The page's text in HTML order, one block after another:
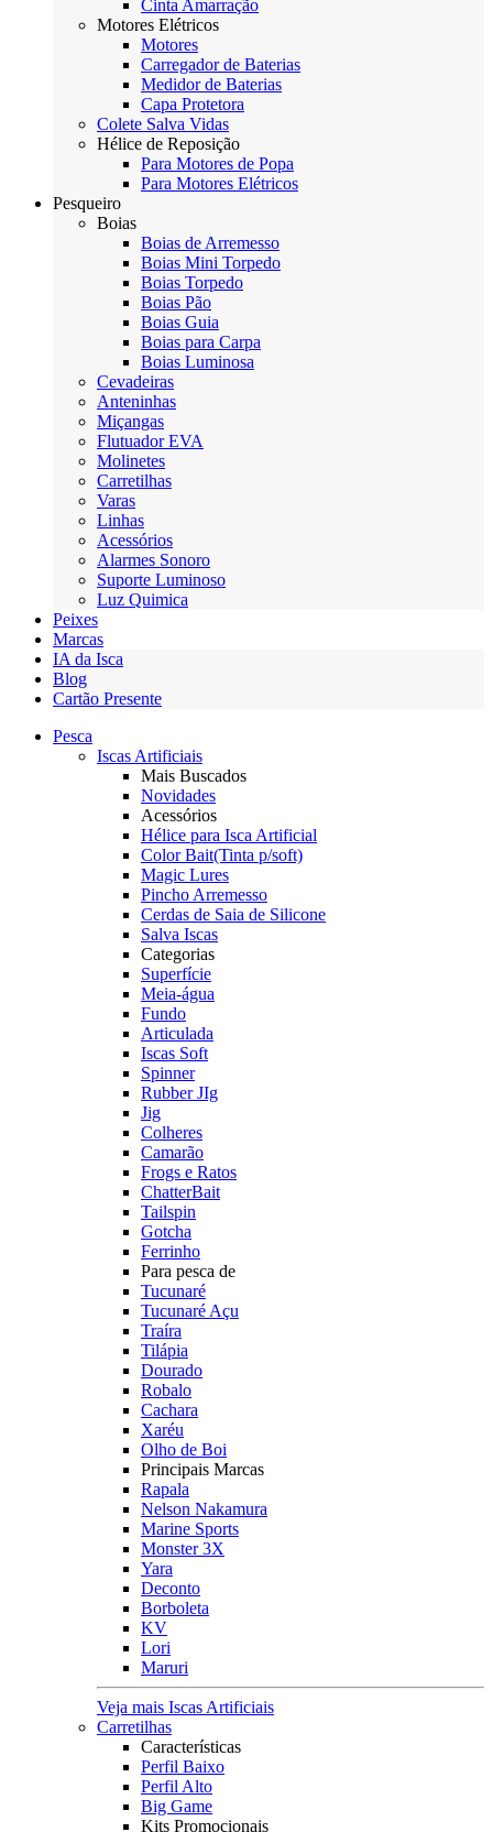
Cinta Amarração
Motores Elétricos
Motores
Carregador de Baterias
Medidor de Baterias
Capa Protetora
Colete Salva Vidas
Hélice de Reposição
Para Motores de Popa
Para Motores Elétricos
Pesqueiro
Boias
Boias de Arremesso
Boias Mini Torpedo
Boias Torpedo
Boias Pão
Boias Guia
Boias para Carpa
Boias Luminosa
Cevadeiras
Anteninhas
Miçangas
Flutuador EVA
Molinetes
Carretilhas
Varas
Linhas
Acessórios
Alarmes Sonoro
Suporte Luminoso
Luz Quimica
Peixes
Marcas
IA da Isca
Blog
Cartão Presente
Pesca
Iscas Artificiais
Mais Buscados
Novidades
Acessórios
Hélice para Isca Artificial
Color Bait(Tinta p/soft)
Magic Lures
Pincho Arremesso
Cerdas de Saia de Silicone
Salva Iscas
Categorias
Superfície
Meia-água
Fundo
Articulada
Iscas Soft
Spinner
Rubber JIg
Jig
Colheres
Camarão
Frogs e Ratos
ChatterBait
Tailspin
Gotcha
Ferrinho
Para pesca de
Tucunaré
Tucunaré Açu
Traíra
Tilápia
Dourado
Robalo
Cachara
Xaréu
Olho de Boi
Principais Marcas
Rapala
Nelson Nakamura
Marine Sports
Monster 3X
Yara
Deconto
Borboleta
KV
Lori
Maruri
Veja mais Iscas Artificiais
Carretilhas
Características
Perfil Baixo
Perfil Alto
Big Game
Kits Promocionais